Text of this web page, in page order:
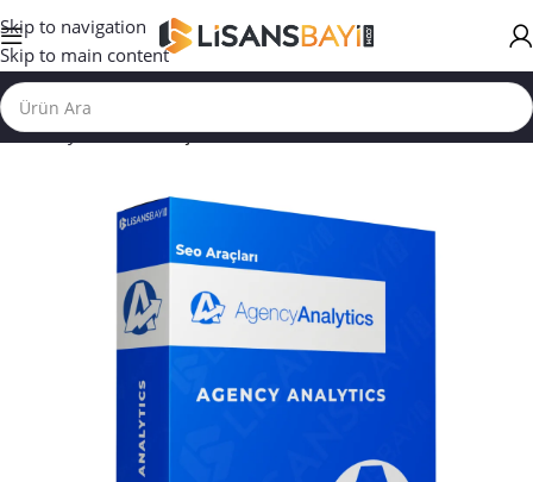
Skip to navigation
Skip to main content
Ana Sayfa/ SEO ARAÇLARI